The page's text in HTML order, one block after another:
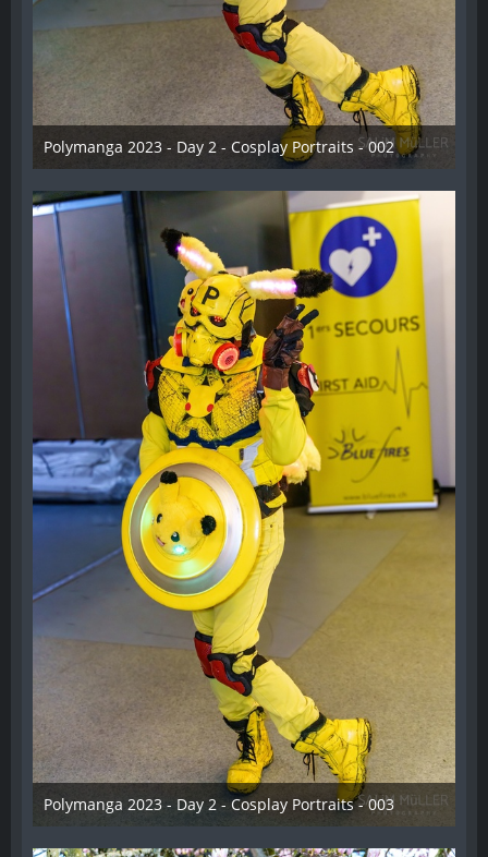
Polymanga 2023 - Day 2 - Cosplay Portraits - 002
12. Mai 2023
Polymanga 2023 - Day 2 - Cosplay Portraits - 003
12. Mai 2023